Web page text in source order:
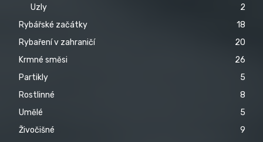
Uzly
2
Rybářské začátky
18
Rybaření v zahraničí
20
Krmné směsi
26
Partikly
5
Rostlinné
8
Umělé
5
Živočišné
9